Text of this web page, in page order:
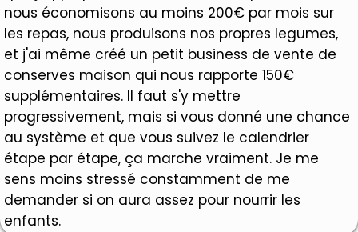
nous économisons au moins 200€ par mois sur
les repas, nous produisons nos propres legumes,
et j'ai même créé un petit business de vente de
conserves maison qui nous rapporte 150€
supplémentaires. Il faut s'y mettre
progressivement, mais si vous donné une chance
au système et que vous suivez le calendrier
étape par étape, ça marche vraiment. Je me
sens moins stressé constamment de me
demander si on aura assez pour nourrir les
enfants.